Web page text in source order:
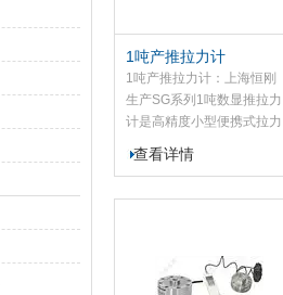
1吨产推拉力计
1吨产推拉力计：上海恒刚
生产SG系列1吨数显推拉力
计是高精度小型便携式拉力
压力测试仪器。该数显推拉
力计应用于高低压电器、电
查看详情